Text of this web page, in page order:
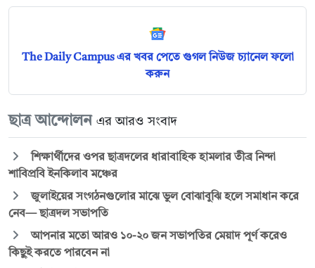
The Daily Campus এর খবর পেতে গুগল নিউজ চ্যানেল ফলো
করুন
ছাত্র আন্দোলন এর আরও সংবাদ
শিক্ষার্থীদের ওপর ছাত্রদলের ধারাবাহিক হামলার তীব্র নিন্দা
শাবিপ্রবি ইনকিলাব মঞ্চের
জুলাইয়ের সংগঠনগুলোর মাঝে ভুল বোঝাবুঝি হলে সমাধান করে
নেব— ছাত্রদল সভাপতি
আপনার মতো আরও ১০-২০ জন সভাপতির মেয়াদ পূর্ণ করেও
কিছুই করতে পারবেন না